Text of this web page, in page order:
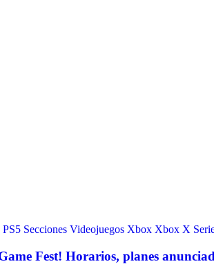
PS5 Secciones Videojuegos Xbox Xbox X
Fest! Horarios, planes